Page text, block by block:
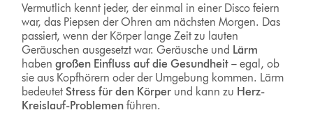
Vermutlich kennt jeder, der einmal in einer Disco feiern
war, das Piepsen der Ohren am nächsten Morgen. Das
passiert, wenn der Körper lange Zeit zu lauten
Geräuschen ausgesetzt war. Geräusche und Lärm
habengroßen Einfluss auf die Gesundheit– egal, ob
sie aus Kopfhörern oder der Umgebung kommen. Lärm
bedeutetStress für den Körper und kann zu Herz-
Kreislauf-Problemen führen.